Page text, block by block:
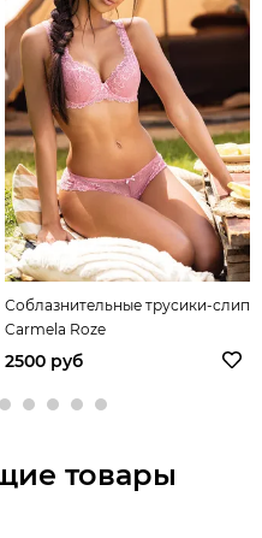
Соблазнительные трусики-слип
Carmela Roze
2500 руб
товары